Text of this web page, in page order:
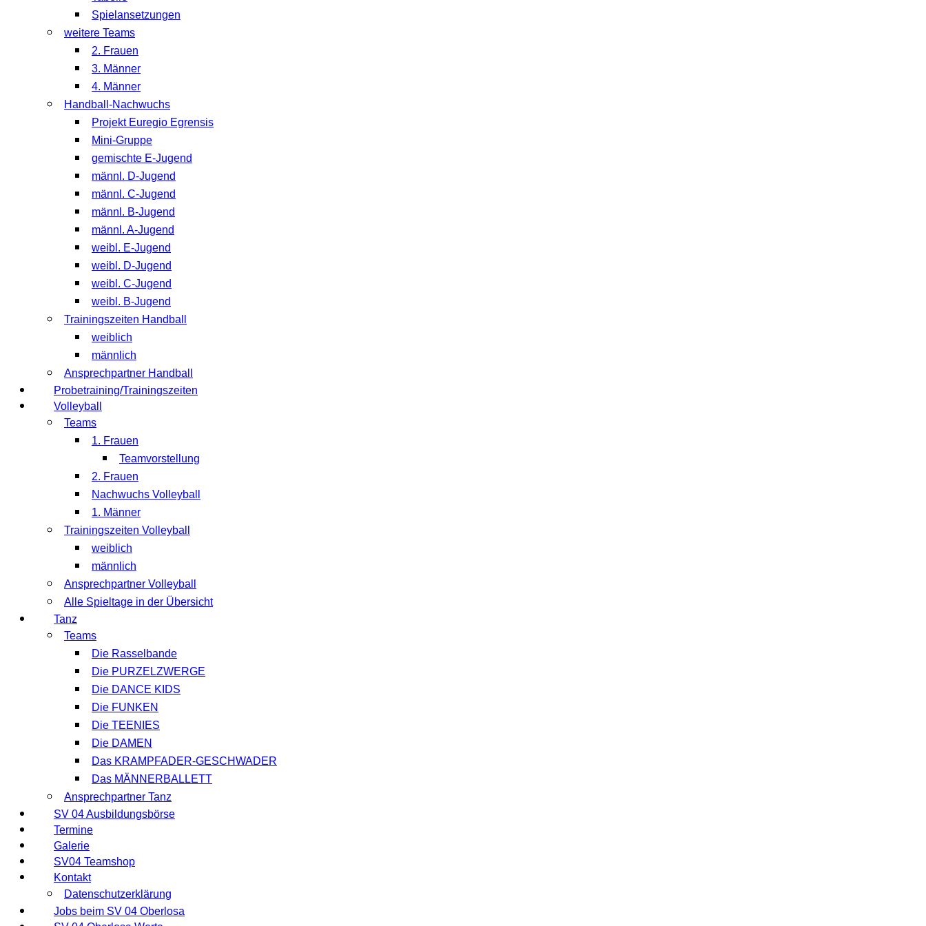
Spielansetzungen
weitere Teams
2. Frauen
3. Männer
4. Männer
Handball-Nachwuchs
Projekt Euregio Egrensis
Mini-Gruppe
gemischte E-Jugend
männl. D-Jugend
männl. C-Jugend
männl. B-Jugend
männl. A-Jugend
weibl. E-Jugend
weibl. D-Jugend
weibl. C-Jugend
weibl. B-Jugend
Trainingszeiten Handball
weiblich
männlich
Ansprechpartner Handball
Probetraining/Trainingszeiten
Volleyball
Teams
1. Frauen
Teamvorstellung
2. Frauen
Nachwuchs Volleyball
1. Männer
Trainingszeiten Volleyball
weiblich
männlich
Ansprechpartner Volleyball
Alle Spieltage in der Übersicht
Tanz
Teams
Die Rasselbande
Die PURZELZWERGE
Die DANCE KIDS
Die FUNKEN
Die TEENIES
Die DAMEN
Das KRAMPFADER-GESCHWADER
Das MÄNNERBALLETT
Ansprechpartner Tanz
SV 04 Ausbildungsbörse
Termine
Galerie
SV04 Teamshop
Kontakt
Datenschutzerklärung
Jobs beim SV 04 Oberlosa